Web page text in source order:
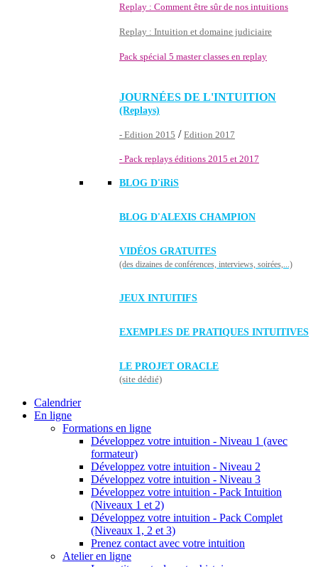
Replay : Comment être sûr de nos intuitions
Replay : Intuition et domaine judiciaire
Pack spécial 5 master classes en replay
JOURNÉES DE L'INTUITION
(Replays)
- Edition 2015 / Edition 2017
- Pack replays éditions 2015 et 2017
BLOG D'iRiS
BLOG D'ALEXIS CHAMPION
VIDÉOS GRATUITES
(des dizaines de conférences, interviews, soirées,...)
JEUX INTUITIFS
EXEMPLES DE PRATIQUES INTUITIVES
LE PROJET ORACLE
(site dédié)
Calendrier
En ligne
Formations en ligne
Développez votre intuition - Niveau 1 (avec
formateur)
Développez votre intuition - Niveau 2
Développez votre intuition - Niveau 3
Développez votre intuition - Pack Intuition
(Niveaux 1 et 2)
Développez votre intuition - Pack Complet
(Niveaux 1, 2 et 3)
Prenez contact avec votre intuition
Atelier en ligne